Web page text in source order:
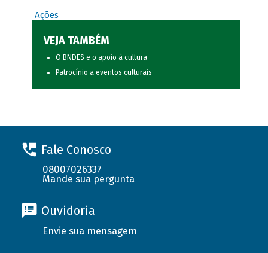
Ações
VEJA TAMBÉM
O BNDES e o apoio à cultura
Patrocínio a eventos culturais
Fale Conosco
08007026337
Mande sua pergunta
Ouvidoria
Envie sua mensagem